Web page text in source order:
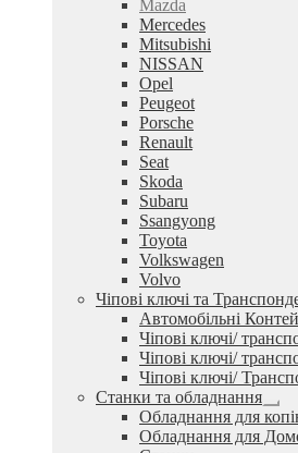
Mazda
Mercedes
Mitsubishi
NISSAN
Opel
Peugeot
Porsche
Renault
Seat
Skoda
Subaru
Ssangyong
Toyota
Volkswagen
Volvo
Чіпові ключі та
Автомобільні
Чіпові ключі/
Чіпові ключі/
Чіпові ключі/
Станки та обладнання
Обладнання для
Обладнання для